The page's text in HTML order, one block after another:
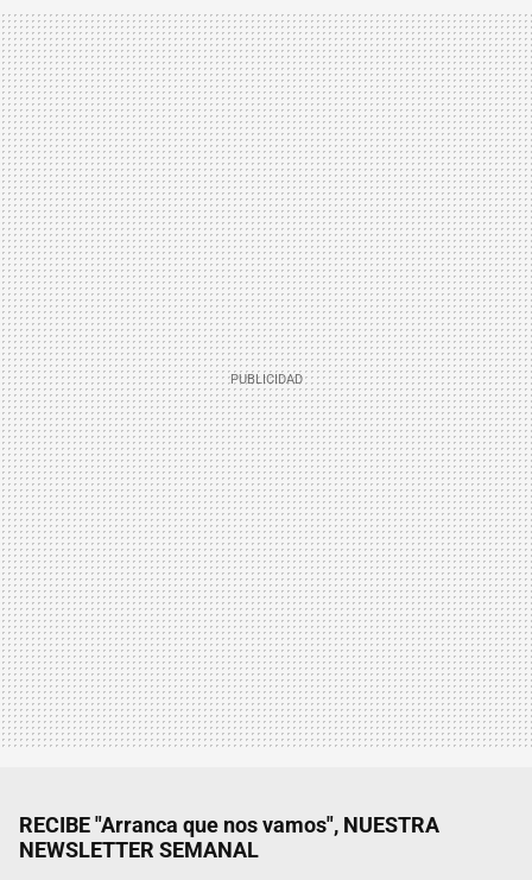
RECIBE "Arranca que nos vamos", NUESTRA
NEWSLETTER SEMANAL